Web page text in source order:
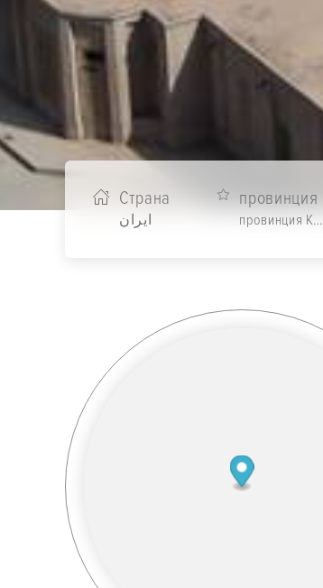
Страна
ایران
провинция
провинция Керман